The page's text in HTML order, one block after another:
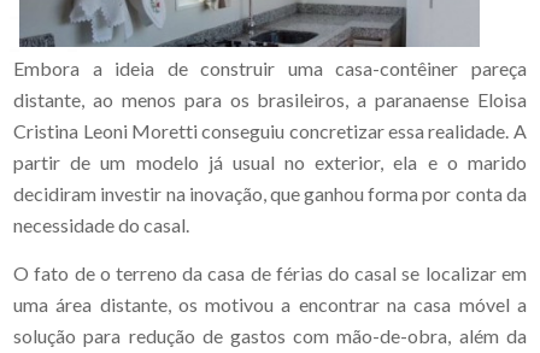
Embora a ideia de construir uma casa-contêiner pareça
distante, ao menos para os brasileiros, a paranaense Eloisa
Cristina Leoni Moretti conseguiu concretizar essa realidade. A
partir de um modelo já usual no exterior, ela e o marido
decidiram investir na inovação, que ganhou forma por conta da
necessidade do casal.
O fato de o terreno da casa de férias do casal se localizar em
uma área distante, os motivou a encontrar na casa móvel a
solução para redução de gastos com mão-de-obra, além da